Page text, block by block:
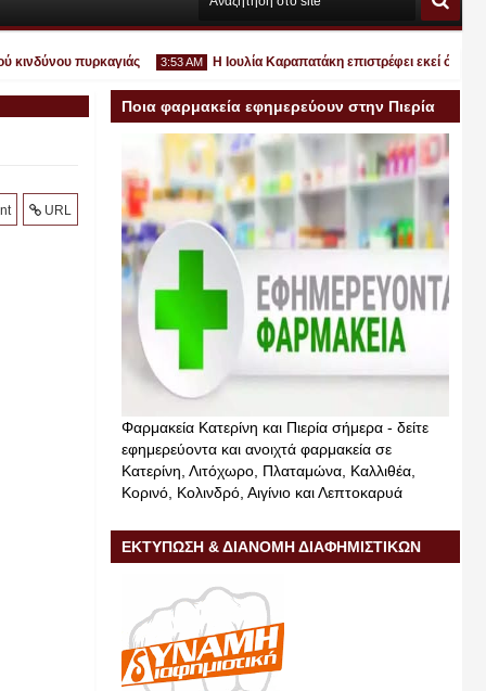
πυρκαγιάς 3:53 AM
30 2026
Η Ιουλία Καραπατάκη επιστρέφει εκεί όπου
URL
Ποια φαρμακεία εφημερεύουν στην Πιερία
σήμερα
Φαρμακεία Κατερίνη και Πιερία σήμερα - δείτε
εφημερεύοντα και ανοιχτά φαρμακεία σε
Κατερίνη, Λιτόχωρο, Πλαταμώνα, Καλλιθέα,
Κορινό, Κολινδρό, Αιγίνιο και Λεπτοκαρυά
ΕΚΤΥΠΩΣΗ & ΔΙΑΝΟΜΗ ΔΙΑΦΗΜΙΣΤΙΚΩΝ